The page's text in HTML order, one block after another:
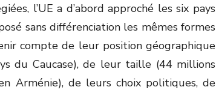
l’UE a d’abord approché les six pays
sans différenciation les mêmes formes
compte de leur position géographique
du Caucase), de leur taille (44 millions
Arménie), de leurs choix politiques, de